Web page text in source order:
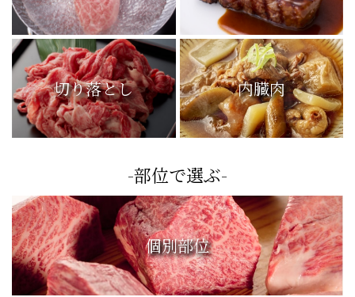
切り落とし 内臓肉
-部位で選ぶ-
個別部位